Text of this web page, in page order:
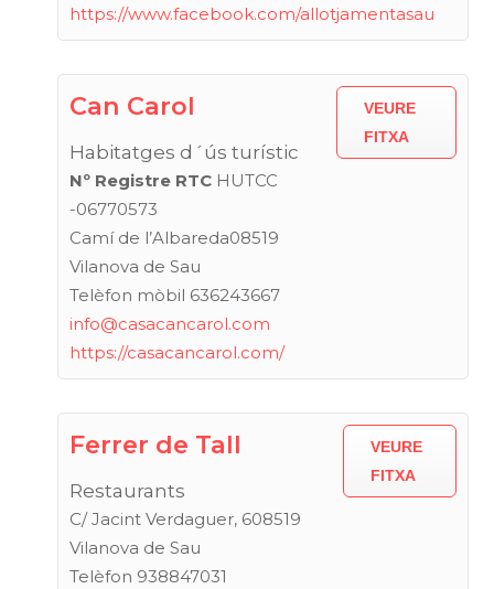
https://www.facebook.com/allotjamentasau
Can Carol
Habitatges d´ús turístic
Nº Registre RTC HUTCC
-06770573
Camí de l’Albareda08519
Vilanova de Sau
Telèfon mòbil 636243667
info@casacancarol.com
https://casacancarol.com/
VEURE
FITXA
Ferrer de Tall
Restaurants
C/ Jacint Verdaguer, 608519
Vilanova de Sau
Telèfon 938847031
VEURE
FITXA